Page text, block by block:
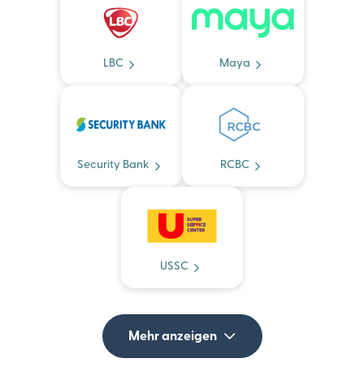
LBC Maya
Security Bank RCBC
USSC
Mehr anzeigen